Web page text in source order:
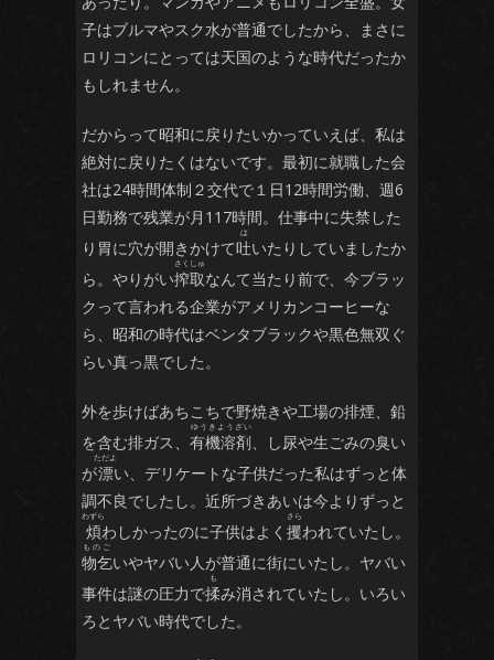
子はブルマやスク水が普通でしたから、まさに
ロリコンにとっては天国のような時代だったか
もしれません。
だからって昭和に戻りたいかっていえば、私は
絶対に戻りたくはないです。最初に就職した会
社は24時間体制２交代で１日12時間労働、週6
日勤務で残業が月117時間。仕事中に失禁した
り胃に穴が開きかけて吐いたりしていましたか
ら。やりがい搾取なんて当たり前で、今ブラッ
クって言われる企業がアメリカンコーヒーな
ら、昭和の時代はベンタブラックや黒色無双ぐ
らい真っ黒でした。
外を歩けばあちこちで野焼きや工場の排煙、鉛
を含む排ガス、 有機溶剤、し尿や生ごみの臭い
が漂い、デリケートな子供だった私はずっと体
調不良でしたし。近所づきあいは今よりずっと
煩わしかったのに子供はよく 攫われていたし。
物乞いやヤバい人が普通に街にいたし。ヤバい
事件は謎の圧力で揉み消されていたし。いろい
ろとヤバい時代でした。